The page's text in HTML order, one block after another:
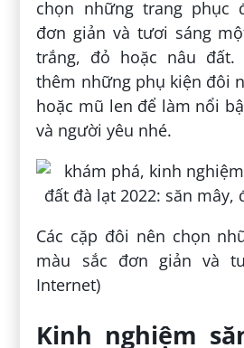
chọn những trang phục
đơn giản và tươi sáng
trắng, đỏ hoặc nâu đất.
thêm những phụ kiện đôi
hoặc mũ len để làm nổi
và người yêu nhé.
Các cặp đôi nên chọn
màu sắc đơn giản và
Internet)
Kinh nghiệm